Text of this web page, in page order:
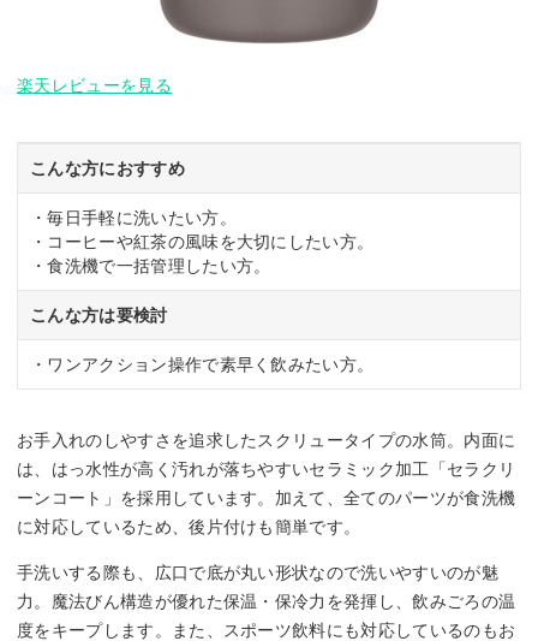
楽天レビューを見る
こんな方におすすめ
・毎日手軽に洗いたい方。
・コーヒーや紅茶の風味を大切にしたい方。
・食洗機で一括管理したい方。
こんな方は要検討
・ワンアクション操作で素早く飲みたい方。
お手入れのしやすさを追求したスクリュータイプの水筒。内面に
は、はっ水性が高く汚れが落ちやすいセラミック加工「セラクリ
ーンコート」を採用しています。加えて、全てのパーツが食洗機
に対応しているため、後片付けも簡単です。
手洗いする際も、広口で底が丸い形状なので洗いやすいのが魅
力。魔法びん構造が優れた保温・保冷力を発揮し、飲みごろの温
度をキープします。また、スポーツ飲料にも対応しているのもお